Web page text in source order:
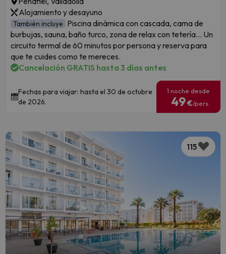
Alojamiento y desayuno
También incluye Piscina dinámica con cascada, cama de
burbujas, sauna, baño turco, zona de relax con tetería... Un
circuito termal de 60 minutos por persona y reserva para
que te cuides como te mereces.
Cancelación GRATIS hasta 3 días antes
Fechas para viajar: hasta el 30 de octubre
de 2026.
1 noche desde
49€/pers.
115